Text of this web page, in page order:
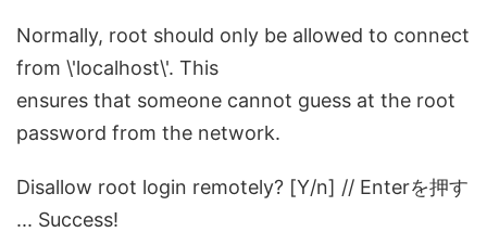
Normally, root should only be allowed to connect
from \'localhost\'. This
ensures that someone cannot guess at the root
password from the network.
Disallow root login remotely? [Y/n] // Enterを押す
... Success!